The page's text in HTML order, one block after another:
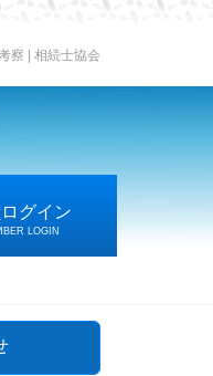
察 | 相続士協会
グイン
LOGIN